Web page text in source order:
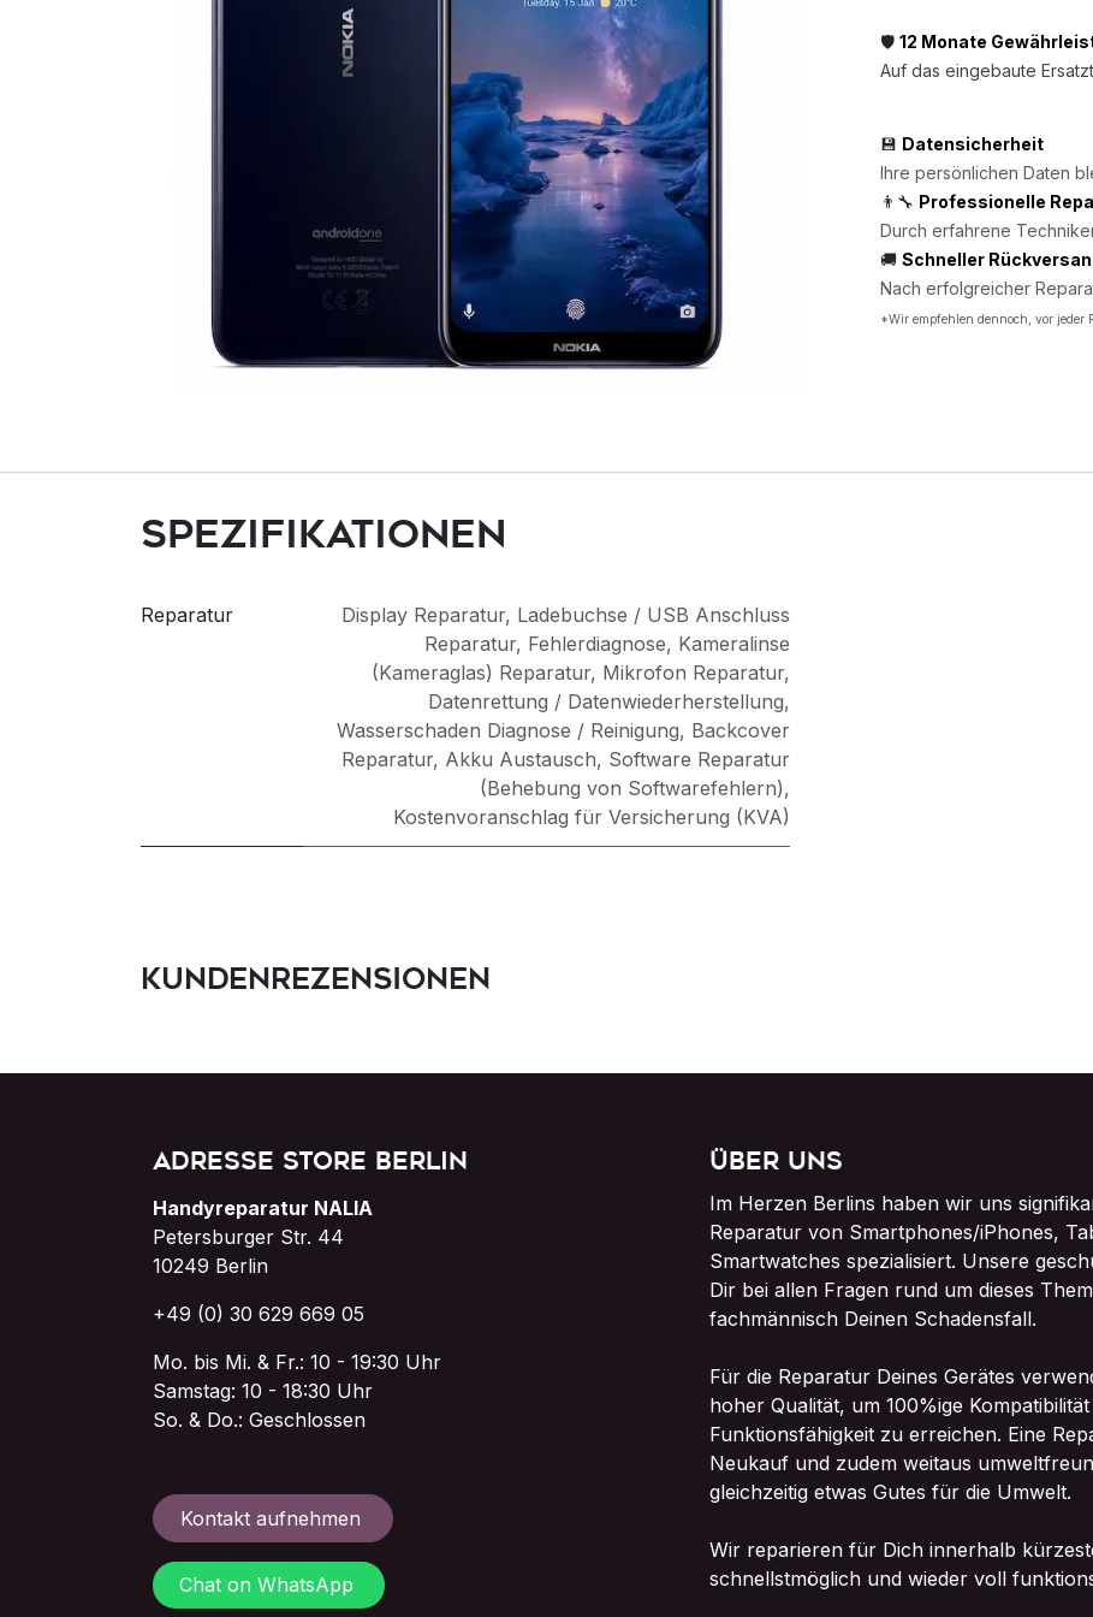
🛡️ 12 Monate
Auf das eingebaute
💾 Datensicherheit
Ihre persönlichen Daten
👨‍🔧 Professionelle
Durch erfahrene
🚚 Schneller
Nach erfolgreicher
*Wir empfehlen dennoch, vor jeder
Spezifikationen
Reparatur Display Reparatur, Ladebuchse / USB Anschluss
Reparatur, Fehlerdiagnose, Kameralinse
(Kameraglas) Reparatur, Mikrofon Reparatur,
Datenrettung / Datenwiederherstellung,
Wasserschaden Diagnose / Reinigung, Backcover
Reparatur, Akku Austausch, Software Reparatur
(Behebung von Softwarefehlern),
Kostenvoranschlag für Versicherung (KVA)
Kundenrezensionen
Adresse Store Berlin Über uns
Im Herzen Berlins haben wir uns
Reparatur von Smartphones/iPhones,
Smartwatches spezialisiert. Unsere
Dir bei allen Fragen rund um dieses
fachmännisch Deinen Schadensfall.
Für die Reparatur Deines Gerätes
hoher Qualität, um 100%ige
Funktionsfähigkeit zu erreichen. Eine
Neukauf und zudem weitaus
gleichzeitig etwas Gutes für die Umwelt.
Wir reparieren für Dich innerhalb
schnellstmöglich und wieder voll
Kontakt aufnehmen
Chat on WhatsApp
Handyreparatur NALIA
Petersburger Str. 44
10249 Berlin
+49 (0) 30 629 669 05
Mo. bis Mi. & Fr.: 10 - 19:30 Uhr
Samstag: 10 - 18:30 Uhr
So. & Do.: Geschlossen